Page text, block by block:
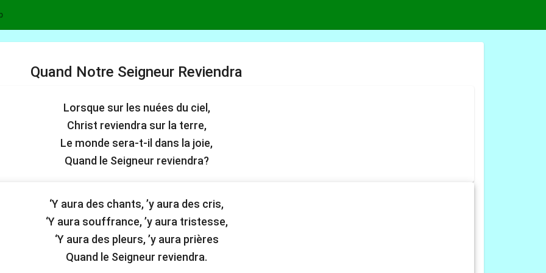
Quand Notre Seigneur Reviendra
Lorsque sur les nuées du ciel,
Christ reviendra sur la terre,
Le monde sera-t-il dans la joie,
Quand le Seigneur reviendra?
‘Y aura des chants, ’y aura des cris,
‘Y aura souffrance, ’y aura tristesse,
‘Y aura des pleurs, ’y aura prières
Quand le Seigneur reviendra.